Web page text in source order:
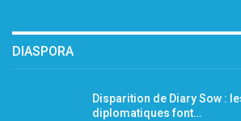
DIASPORA
Disparition de Diary Sow :
diplomatiques font…